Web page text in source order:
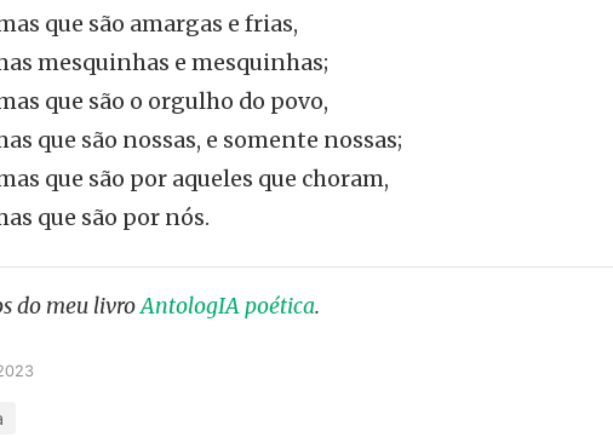
que são amargas e frias,
mesquinhas e mesquinhas;
que são o orgulho do povo,
que são nossas, e somente nossas;
que são por aqueles que choram,
que são por nós.
do meu livroAntologIA poética.